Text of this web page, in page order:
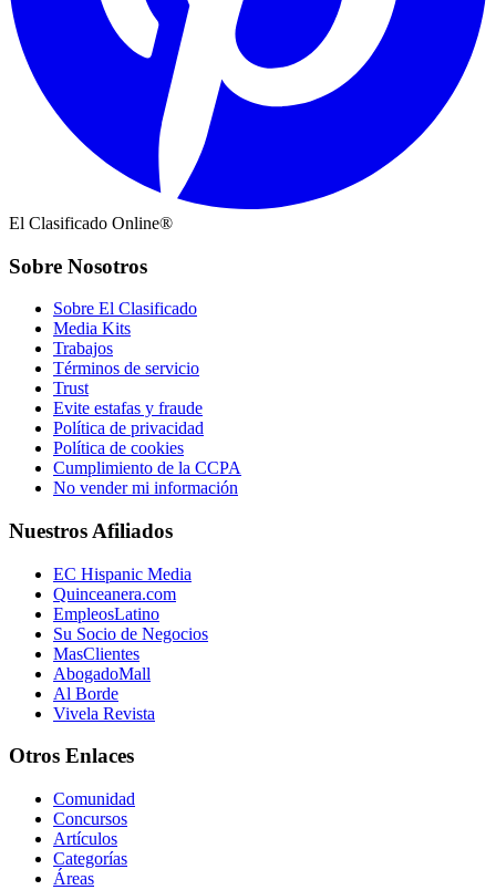
El Clasificado Online®
Sobre Nosotros
Sobre El Clasificado
Media Kits
Trabajos
Términos de servicio
Trust
Evite estafas y fraude
Política de privacidad
Política de cookies
Cumplimiento de la CCPA
No vender mi información
Nuestros Afiliados
EC Hispanic Media
Quinceanera.com
EmpleosLatino
Su Socio de Negocios
MasClientes
AbogadoMall
Al Borde
Vivela Revista
Otros Enlaces
Comunidad
Concursos
Artículos
Categorías
Áreas